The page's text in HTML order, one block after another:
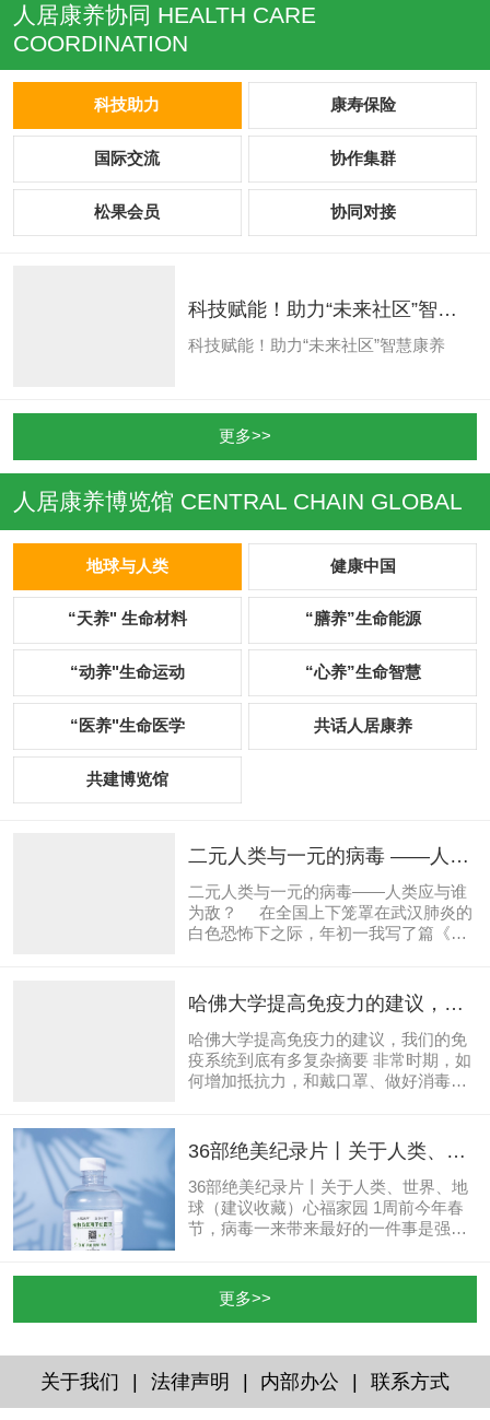
人居康养协同 HEALTH CARE
COORDINATION
科技助力 康寿保险
国际交流 协作集群
松果会员 协同对接
科技赋能！助力“未来社区”智慧
康养
科技赋能！助力“未来社区”智慧康养
更多>>
人居康养博览馆 CENTRAL CHAIN GLOBAL
地球与人类 健康中国
“天养" 生命材料 “膳养”生命能源
“动养"生命运动 “心养”生命智慧
“医养"生命医学 共话人居康养
共建博览馆
二元人类与一元的病毒 ——人类
应与谁为敌？
二元人类与一元的病毒——人类应与谁
为敌？ 在全国上下笼罩在武汉肺炎的
白色恐怖下之际，年初一我写了篇《冠
病毒而色变？——纳米级冠状病毒的治
疗方法与原理依据》，初五这天晨梦醒
来忽觉前两篇都是就病谈病，还没有将
其本质删繁就简地阐述清楚，于是起身
写下此篇。 此文分为四个小题 一、
类 四、化解灾难的唯一之路 一、人类
应...
哈佛大学提高免疫力的建议，我
们的免疫系统到底有多复杂
哈佛大学提高免疫力的建议，我们的免
疫系统到底有多复杂摘要 非常时期，如
何增加抵抗力，和戴口罩、做好消毒是
深入了解一下我们的免疫系统，并听听
科学家们的建议。站在科学研究的角
度，我们会深入剖析科学家是如何解
释，各种影响因素对于我们的免疫系统
是如何发挥作用。 如果您希望直接看到
很重要 许多研究发现，与年轻人相比老
年人更容易被传染病感染，随着年龄的
36部绝美纪录片丨关于人类、世
界、地球（建议收藏）
36部绝美纪录片丨关于人类、世界、地
球（建议收藏）心福家园 1周前今年春
节，病毒一来带来最好的一件事是强行
可想而见你的烦恼不会停歇。这些天就
给没事可干的朋友送上这几十部电影，
了不少眼界呢，你的世界或许也因此而
变得不太一样了。 人们之所以领悟不到
宇宙的秘密，是因为他们习惯于将自己
更多>>
关于我们 | 法律声明 | 内部办公 | 联系方式